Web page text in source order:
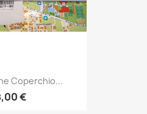
Coperchio...
€